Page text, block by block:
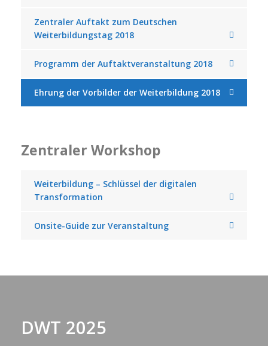
Zentraler Auftakt zum Deutschen
Weiterbildungstag 2018
Programm der Auftaktveranstaltung 2018
Ehrung der Vorbilder der Weiterbildung 2018
Zentraler Workshop
Weiterbildung – Schlüssel der digitalen
Transformation
Onsite-Guide zur Veranstaltung
DWT 2025